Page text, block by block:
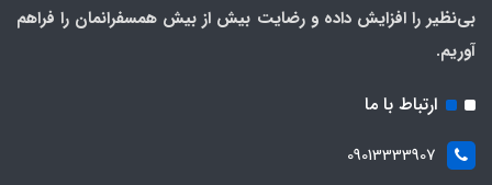
بی‌نظیر را افزایش داده و رضایت بیش از بیش همسفرانمان را فراهم
آوریم.
ارتباط با ما
09013333907